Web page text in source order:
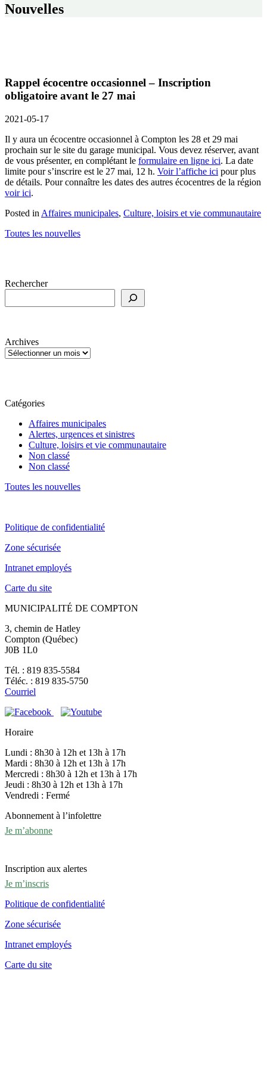
Nouvelles
Rappel écocentre occasionnel – Inscription
obligatoire avant le 27 mai
2021-05-17
Il y aura un écocentre occasionnel à Compton les 28 et 29 mai
prochain sur le site du garage municipal. Vous devez réserver, avant
de vous présenter, en complétant le formulaire en ligne ici. La date
limite pour s’inscrire est le 27 mai, 12 h. Voir l’affiche ici pour plus
de détails. Pour connaître les dates des autres écocentres de la région
voir ici.
Posted in Affaires municipales, Culture, loisirs et vie communautaire
Toutes les nouvelles
Rechercher
Archives
Catégories
Affaires municipales
Alertes, urgences et sinistres
Culture, loisirs et vie communautaire
Non classé
Non classé
Toutes les nouvelles
Politique de confidentialité
Zone sécurisée
Intranet employés
Carte du site
MUNICIPALITÉ DE COMPTON
3, chemin de Hatley
Compton (Québec)
J0B 1L0
Tél. : 819 835-5584
Téléc. : 819 835-5750
Courriel
Horaire
Lundi : 8h30 à 12h et 13h à 17h
Mardi : 8h30 à 12h et 13h à 17h
Mercredi : 8h30 à 12h et 13h à 17h
Jeudi : 8h30 à 12h et 13h à 17h
Vendredi : Fermé
Abonnement à l’infolettre
Je m’abonne
Inscription aux alertes
Je m’inscris
Politique de confidentialité
Zone sécurisée
Intranet employés
Carte du site